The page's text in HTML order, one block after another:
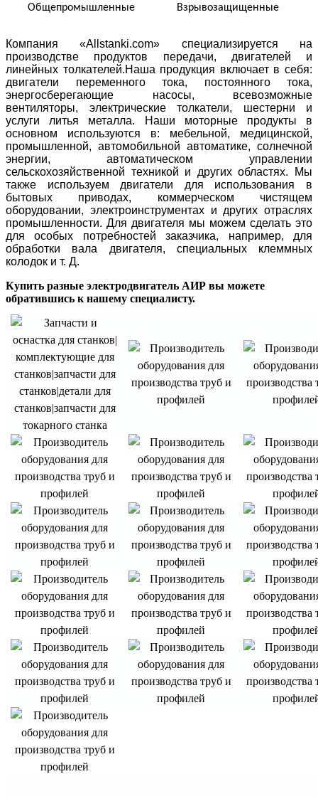
Общепромышленные Взрывозащищенные
Компания «Allstanki.com» специализируется на
производстве продуктов передачи, двигателей и
линейных толкателей.Наша продукция включает в себя:
двигатели переменного тока, постоянного тока,
энергосберегающие насосы, всевозможные
вентиляторы, электрические толкатели, шестерни и
услуги литья металла. Наши моторные продукты в
основном используются в: мебельной, медицинской,
промышленной, автомобильной автоматике, солнечной
энергии, автоматическом управлении
сельскохозяйственной техникой и других областях. Мы
также используем двигатели для использования в
бытовых приводах, коммерческом чистящем
оборудовании, электроинструментах и других отраслях
промышленности. Для двигателя мы можем сделать это
для особых потребностей заказчика, например, для
обработки вала двигателя, специальных клеммных
колодок и т. Д.
Купить разные электродвигатель АИР вы можете
обратившись к нашему специалисту.